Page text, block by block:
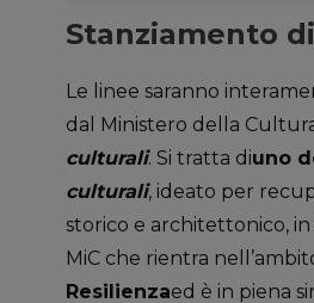
Stanziamento
Le linee saranno
dal Ministero della
culturali. Si tratta diuno
culturali, ideato per
storico e architettonico, in
MiC che rientra
Resilienzaed è in piena